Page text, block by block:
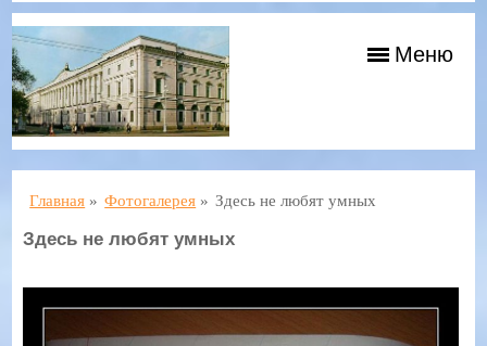
Меню
Главная » Фотогалерея » Здесь не любят умных
Здесь не любят умных